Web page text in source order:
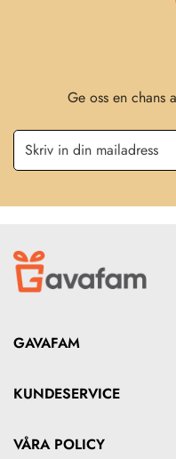
Ge oss en chans
GAVAFAM
London, England, WC2H
Building, 8 Thomson Road,
KUNDESERVICE
VÅRA POLICY